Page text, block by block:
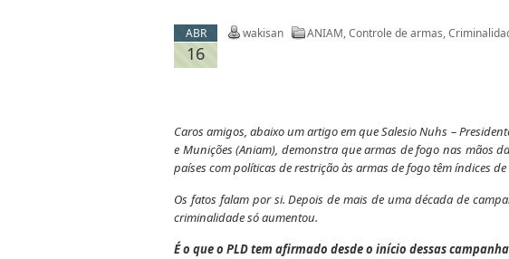
ABR
16
wakisan ANIAM,Controle de armas,
Caros amigos, abaixo um artigo em que Salesio Nuhs –
e Munições (Aniam), demonstra que armas de fogo nas mãos
países com políticas de restrição às armas de fogo têm índices
Os fatos falam por si. Depois de mais de uma década de
criminalidade só aumentou.
É o que o PLD tem afirmado desde o início dessas